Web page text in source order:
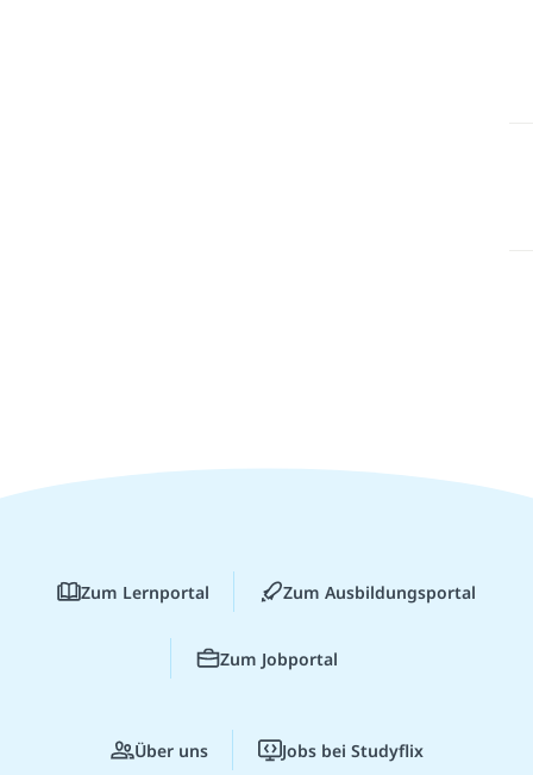
Zum Lernportal Zum Ausbildungsportal
Zum Jobportal
Über uns Jobs bei Studyflix